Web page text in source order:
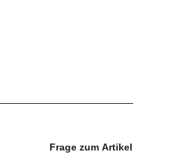
Frage zum Artikel